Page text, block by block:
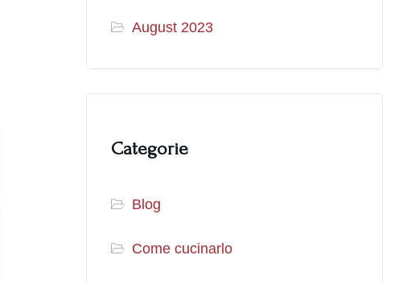
August 2023
Categorie
Blog
Come cucinarlo